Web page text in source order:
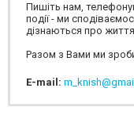
Пишіть нам,
події - ми
дізнаються про
Разом з Вами ми
E-mail: